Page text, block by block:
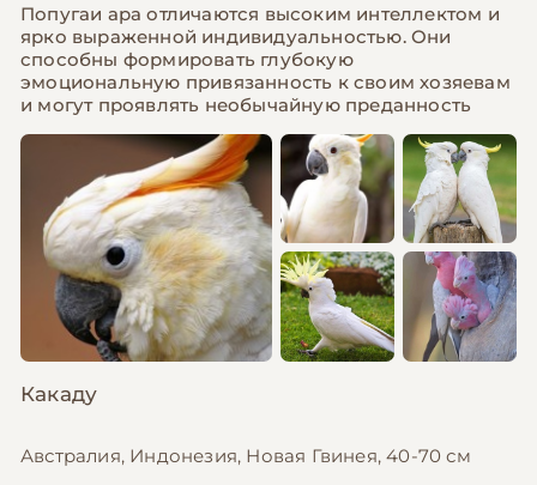
Попугаи ара отличаются высоким интеллектом и
ярко выраженной индивидуальностью. Они
способны формировать глубокую
эмоциональную привязанность к своим хозяевам
и могут проявлять необычайную преданность
Какаду
Австралия, Индонезия, Новая Гвинея, 40-70 см